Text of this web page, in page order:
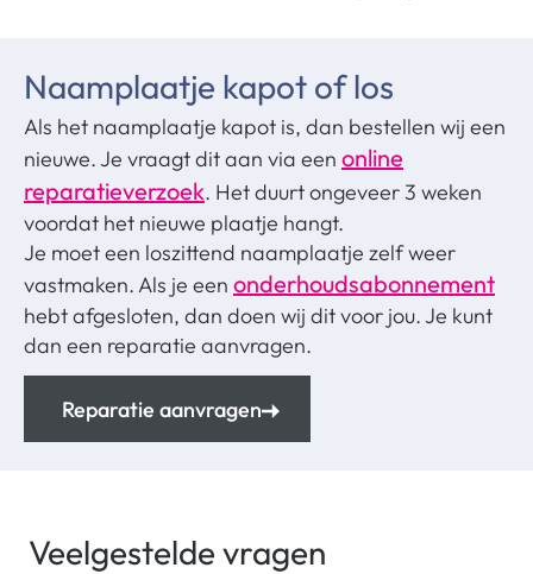
Naamplaatje kapot of los
Als het naamplaatje kapot is, dan bestellen wij een
nieuwe. Je vraagt dit aan via een online
reparatieverzoek. Het duurt ongeveer 3 weken
voordat het nieuwe plaatje hangt.
Je moet een loszittend naamplaatje zelf weer
vastmaken. Als je een onderhoudsabonnement
hebt afgesloten, dan doen wij dit voor jou. Je kunt
dan een reparatie aanvragen.
Reparatie aanvragen
Veelgestelde vragen